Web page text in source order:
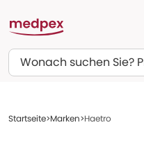
Suchen
Startseite Marken Haetro